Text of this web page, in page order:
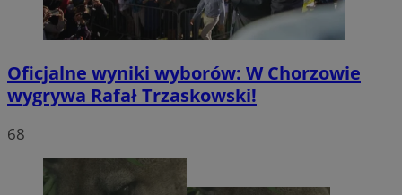
Oficjalne wyniki wyborów: W Chorzowie
wygrywa Rafał Trzaskowski!
68